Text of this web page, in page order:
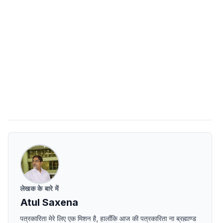
लेखक के बारे में
Atul Saxena
पत्रकारिता मेरे लिए एक मिशन है, हालाँकि आज की पत्रकारिता ना ब्रह्माण्ड